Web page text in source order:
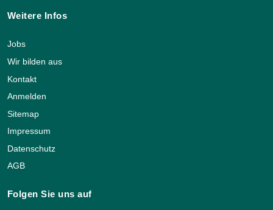
Weitere Infos
Jobs
Wir bilden aus
Kontakt
Anmelden
Sitemap
Impressum
Datenschutz
AGB
Folgen Sie uns auf